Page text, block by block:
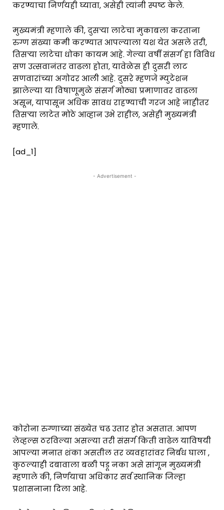
करण्याचा निर्णयही घ्यावा, असेही त्यांनी स्पष्ट केले.
मुख्यमंत्री म्हणाले की, दुसऱ्या लाटेचा मुकाबला करताना
रुग्ण संख्या कमी करण्यात आपल्याला यश येत असले तरी,
तिसऱ्या लाटेचा धोका कायम आहे. गेल्या वर्षी संसर्ग हा विविध
सण उत्सवानंतर वाढला होता, यावेळेस ही दुसरी लाट
सणवारांच्या अगोदर आली आहे. दुसरे म्हणजे म्युटेशन
झालेल्या या विषाणूमुळे संसर्ग मोठ्या प्रमाणावर वाढला
असून, यापासून अधिक सावध राहण्याची गरज आहे नाहीतर
तिसऱ्या लाटेत मोठे आव्हान उभे राहील, असेही मुख्यमंत्री
म्हणाले.
[ad_1]
- Advertisement -
कोरोना रुग्णाच्या संख्येत चढ उतार होत असतात. आपण
लेव्हल्स ठरविल्या असल्या तरी संसर्ग किती वाढेल याविषयी
आपल्या मनात शंका असतील तर व्यवहारांवर निर्बंध घाला ,
कुठल्याही दबावाला बळी पडू नका असे सांगून मुख्यमंत्री
म्हणाले की, निर्णयाचा अधिकार सर्व स्थानिक जिल्हा
प्रशासनाना दिला आहे.